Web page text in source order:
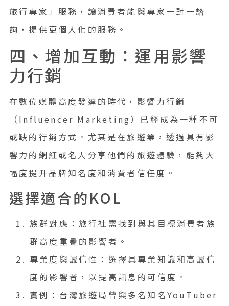
旅行專家」服務，讓消費者能與專家一對一諮
詢，提供更個人化的服務。
四、增加互動：運用影響
力行銷
在數位媒體高度發達的時代，影響力行銷
（Influencer Marketing）已經成為一種不可
或缺的行銷方式。尤其是在旅遊業，透過具有影
響力的網紅或名人分享他們的旅遊體驗，能夠大
幅度提升品牌知名度和消費者信任度。
選擇適合的KOL
族群對應：旅行社需找到與其目標消費者族
群高度重疊的影響者。
專業度與誠信性：選擇具專業知識和高誠信
度的影響者，以提高訊息的可信度。
實例：台灣旅遊局曾與多名知名YouTuber